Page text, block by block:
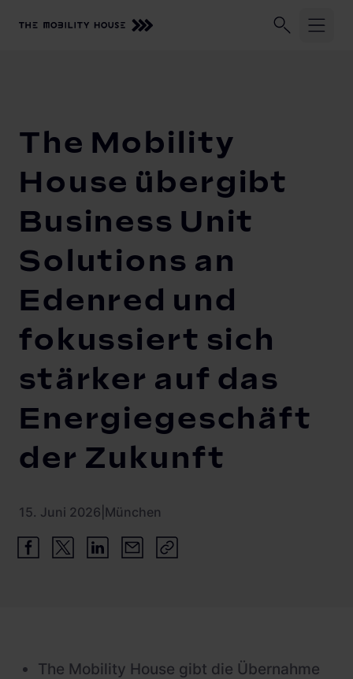
Branchen
Automobilhersteller
Energieversorger
Vehicle-to-Grid
Newsroom
Investoren
Karriere
The Mobility
House übergibt
Business Unit
Solutions an
Edenred und
fokussiert sich
stärker auf das
Energiegeschäft
der Zukunft
15. Juni 2026 München
The Mobility House gibt die Übernahme